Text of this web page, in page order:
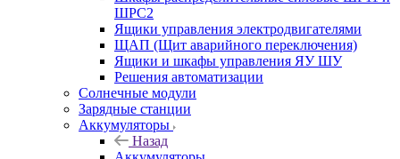
ШРС2
Ящики управления электродвигателями
ЩАП (Щит аварийного переключения)
Ящики и шкафы управления ЯУ ШУ
Решения автоматизации
Солнечные модули
Зарядные станции
Аккумуляторы
Назад